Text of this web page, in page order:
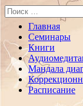
Search
for:
Перейти
содержанию
Главная
Семинары
Книги
Мандала
Расписание